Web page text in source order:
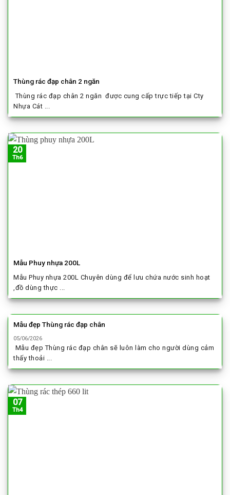
Thùng rác đạp chân 2 ngăn
Thùng rác đạp chân 2 ngăn được cung cấp trực tiếp tại Cty
Nhựa Cát ...
Mẫu Phuy nhựa 200L
Mẫu Phuy nhựa 200L Chuyên dùng để lưu chứa nước sinh hoạt
,đồ dùng thực ...
20
Th6
Mẫu đẹp Thùng rác đạp chân
05/06/2026
Mẫu đẹp Thùng rác đạp chân sẽ luôn làm cho người dùng cảm
thấy thoải ...
07
Th4